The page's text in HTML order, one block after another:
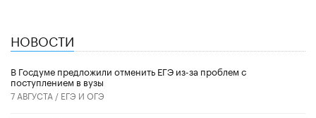
НОВОСТИ
В Госдуме предложили отменить ЕГЭ из-за проблем с
поступлением в вузы
7 АВГУСТА / ЕГЭ И ОГЭ